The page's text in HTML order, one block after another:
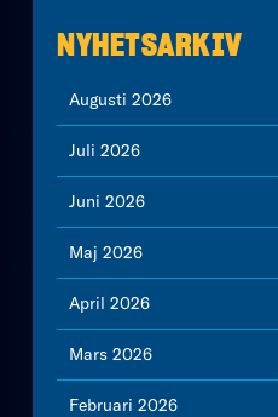
NYHETSARKIV
Augusti 2026
Juli 2026
Juni 2026
Maj 2026
April 2026
Mars 2026
Februari 2026